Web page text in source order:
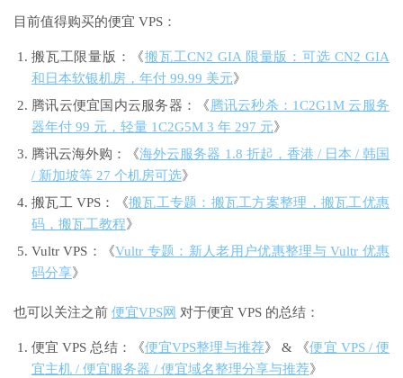
目前值得购买的便宜 VPS：
搬瓦工限量版：《搬瓦工CN2 GIA 限量版：可选 CN2 GIA
和日本软银机房，年付 99.99 美元》
腾讯云便宜国内云服务器：《 腾讯云秒杀：1C2G1M 云服务
器年付 99 元，轻量 1C2G5M 3 年 297 元》
腾讯云海外购：《海外云服务器 1.8 折起，香港 / 日本 / 韩国
/ 新加坡等 27 个机房可选》
搬瓦工 VPS：《搬瓦工专题：搬瓦工方案整理，搬瓦工优惠
码，搬瓦工教程》
Vultr VPS：《Vultr 专题：新人老用户优惠整理与 Vultr 优惠
码分享》
也可以关注之前 便宜VPS网 对于便宜 VPS 的总结：
便宜 VPS 总结：《便宜VPS整理与推荐》 & 《便宜 VPS / 便
宜主机 / 便宜服务器 / 便宜域名整理分享与推荐》